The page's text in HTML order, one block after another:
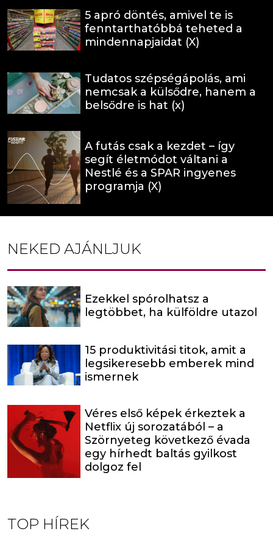
5 apró döntés, amivel te is
fenntarthatóbbá teheted a
mindennapjaidat (X)
Tudatos szépségápolás, ami
nemcsak a külsődre, hanem a
belsődre is hat (x)
A futás csak a kezdet – így
segít életmódot váltani a
Nestlé és a SPAR ingyenes
programja (X)
NEKED AJÁNLJUK
Ezekkel spórolhatsz a
legtöbbet, ha külföldre utazol
15 produktivitási titok, amit a
legsikeresebb emberek mind
ismernek
Véres első képek érkeztek a
Netflix új sorozatából – a
Szörnyeteg következő évada
egy hírhedt baltás gyilkost
dolgoz fel
TOP HÍREK